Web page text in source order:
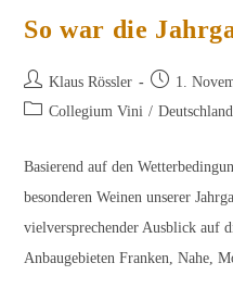
So war die
Beitrags-
Autor:
Klaus Rössler
Beitrag
veröffentlicht:
1.
Beitrags-
Collegium Vini / Deutschland
Basierend auf den
besonderen Weinen unserer
vielversprechender Ausblick auf
Anbaugebieten Franken, Nahe,